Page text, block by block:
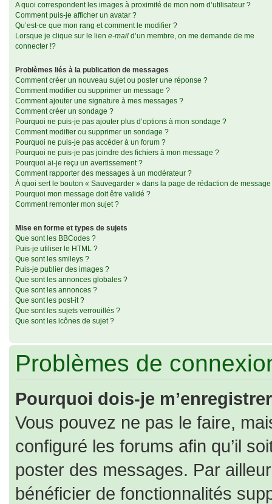
A quoi correspondent les images à proximité de mon nom d’utilisateur ?
Comment puis-je afficher un avatar ?
Qu’est-ce que mon rang et comment le modifier ?
Lorsque je clique sur le lien e-mail d’un membre, on me demande de me
connecter !?
Problèmes liés à la publication de messages
Comment créer un nouveau sujet ou poster une réponse ?
Comment modifier ou supprimer un message ?
Comment ajouter une signature à mes messages ?
Comment créer un sondage ?
Pourquoi ne puis-je pas ajouter plus d’options à mon sondage ?
Comment modifier ou supprimer un sondage ?
Pourquoi ne puis-je pas accéder à un forum ?
Pourquoi ne puis-je pas joindre des fichiers à mon message ?
Pourquoi ai-je reçu un avertissement ?
Comment rapporter des messages à un modérateur ?
À quoi sert le bouton « Sauvegarder » dans la page de rédaction de message
Pourquoi mon message doit être validé ?
Comment remonter mon sujet ?
Mise en forme et types de sujets
Que sont les BBCodes ?
Puis-je utiliser le HTML ?
Que sont les smileys ?
Puis-je publier des images ?
Que sont les annonces globales ?
Que sont les annonces ?
Que sont les post-it ?
Que sont les sujets verrouillés ?
Que sont les icônes de sujet ?
Problèmes de
Pourquoi dois-je
Vous pouvez ne pas le faire,
configuré les forums afin qu’il
poster des messages. Par
bénéficier de fonctionnalités